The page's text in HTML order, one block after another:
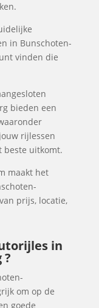
in Bunschoten-
vinden die
bieden een
rijlessen
beste uitkomt.
maakt het
prijs, locatie,
in
?
om op de
goede